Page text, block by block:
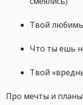
Твой
Что ты ешь
Твой
Про мечты и планы